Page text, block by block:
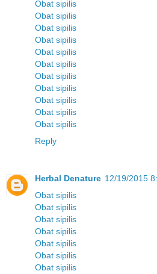
Obat sipilis
Obat sipilis
Obat sipilis
Obat sipilis
Obat sipilis
Obat sipilis
Obat sipilis
Obat sipilis
Obat sipilis
Obat sipilis
Obat sipilis
Reply
Herbal Denature 12/19/2015
Obat sipilis
Obat sipilis
Obat sipilis
Obat sipilis
Obat sipilis
Obat sipilis
Obat sipilis